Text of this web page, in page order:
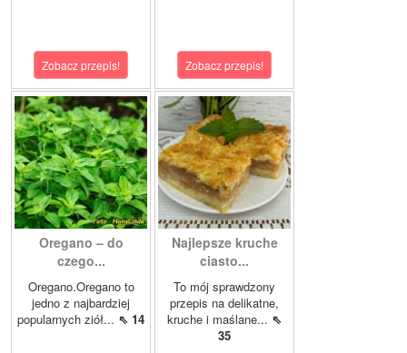
Zobacz przepis! Zobacz przepis!
Oregano – do
czego...
Oregano.Oregano to
jedno z najbardziej
popularnych ziół... ⇖ 14
Najlepsze kruche
ciasto...
To mój sprawdzony
przepis na delikatne,
kruche i maślane... ⇖
35